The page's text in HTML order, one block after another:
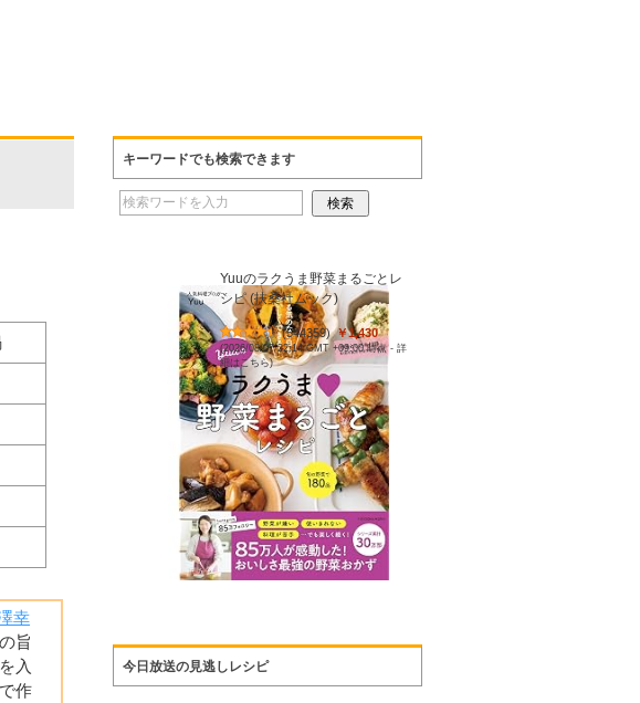
幸
旨
入
作
キーワードでも検索できます
Yuuのラクうま野菜まるごとレ
シピ (扶桑社ムック)
(544359) ￥1,430
(2026/08/07 22:14 GMT +09:00 時点 -詳
細はこちら)
今日放送の見逃しレシピ